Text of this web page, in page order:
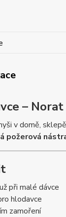
–
v domě,
požerová
při malé dávce
hlodavce
zamoření